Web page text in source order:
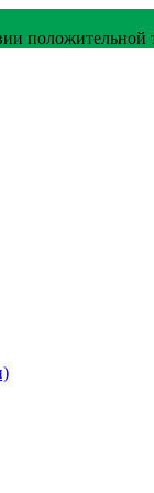
положительной